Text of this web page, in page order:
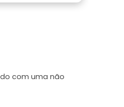
com uma não